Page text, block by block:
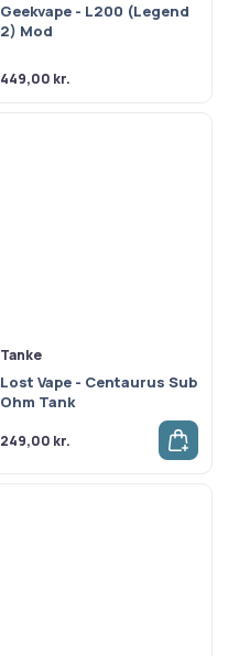
Geekvape - L200 (Legend
2) Mod
449,00 kr.
Tanke
Lost Vape - Centaurus Sub
Ohm Tank
249,00 kr.